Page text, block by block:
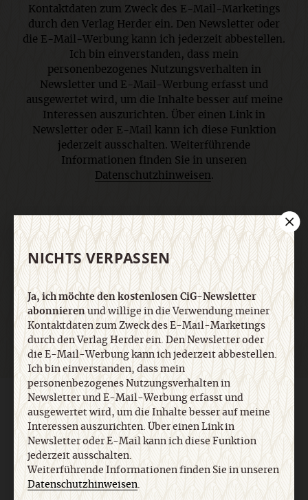
Kontaktdaten zum Zweck des E-Mail-Marketings
durch den Verlag Herder ein. Den Newsletter oder
die E-Mail-Werbung kann ich jederzeit abbestellen.
Ich bin einverstanden, dass mein
personenbezogenes Nutzungsverhalten in
Newsletter und E-Mail-Werbung erfasst und
ausgewertet wird, um die Inhalte besser auf meine
Interessen auszurichten. Über einen Link in
Newsletter oder E-Mail kann ich diese Funktion
jederzeit ausschalten. Weiterführende
Informationen finden Sie in unseren
Datenschutzhinweisen .
E-Mail
Jetzt anmelden
AGB und Widerrufsbelehrung Datenschutz
Barrierefreiheit
Impressum
Vertrag widerrufen
NICHTS VERPASSEN
Ja, ich möchte den kostenlosen CiG-Newsletter
abonnierenund willige in die Verwendung meiner
Kontaktdaten zum Zweck des E-Mail-Marketings
durch den Verlag Herder ein. Den Newsletter oder
die E-Mail-Werbung kann ich jederzeit abbestellen.
Ich bin einverstanden, dass mein
personenbezogenes Nutzungsverhalten in
Newsletter und E-Mail-Werbung erfasst und
ausgewertet wird, um die Inhalte besser auf meine
Interessen auszurichten. Über einen Link in
Newsletter oder E-Mail kann ich diese Funktion
jederzeit ausschalten.
Weiterführende Informationen finden Sie in unseren
Datenschutzhinweisen.